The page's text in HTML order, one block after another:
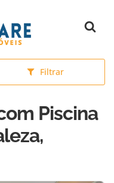
Filtrar
Piscina